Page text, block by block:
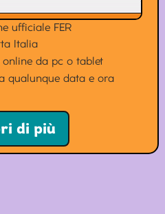
ufficiale FER
Italia
da pc o tablet
qualunque data e ora
di più